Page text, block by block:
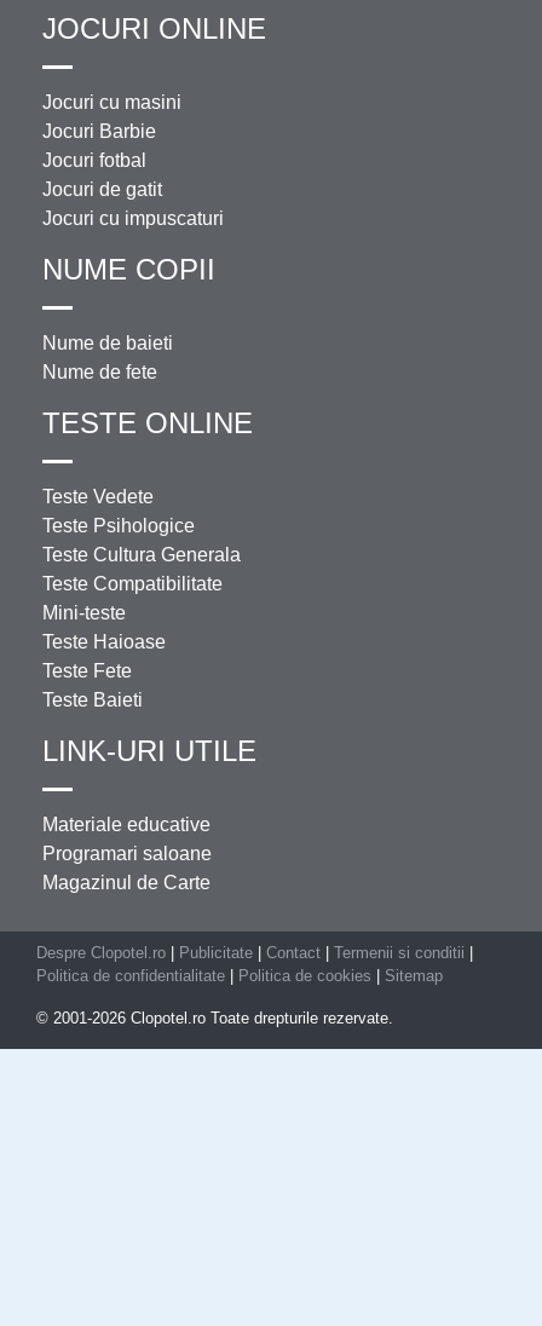
JOCURI ONLINE
Jocuri cu masini
Jocuri Barbie
Jocuri fotbal
Jocuri de gatit
Jocuri cu impuscaturi
NUME COPII
Nume de baieti
Nume de fete
TESTE ONLINE
Teste Vedete
Teste Psihologice
Teste Cultura Generala
Teste Compatibilitate
Mini-teste
Teste Haioase
Teste Fete
Teste Baieti
LINK-URI UTILE
Materiale educative
Programari saloane
Magazinul de Carte
Despre Clopotel.ro Publicitate Contact Termenii si conditii
Politica de confidentialitate
Politica de cookies Sitemap
© 2001-2026 Clopotel.ro Toate drepturile rezervate.